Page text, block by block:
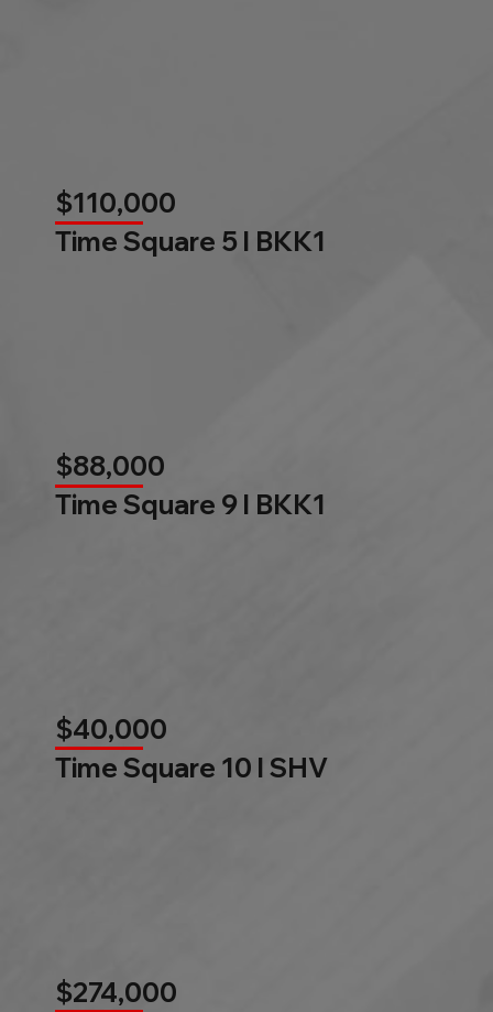
$110,000
Time Square 5 l BKK1
$88,000
Time Square 9 l BKK1
$40,000
Time Square 10 l SHV
$274,000